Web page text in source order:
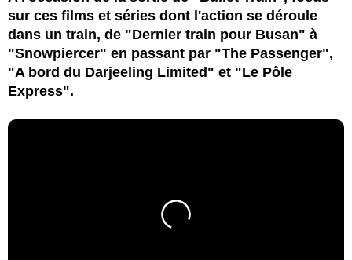
sur ces films et séries dont l'action se déroule
dans un train, de "Dernier train pour Busan" à
"Snowpiercer" en passant par "The Passenger",
"A bord du Darjeeling Limited" et "Le Pôle
Express".